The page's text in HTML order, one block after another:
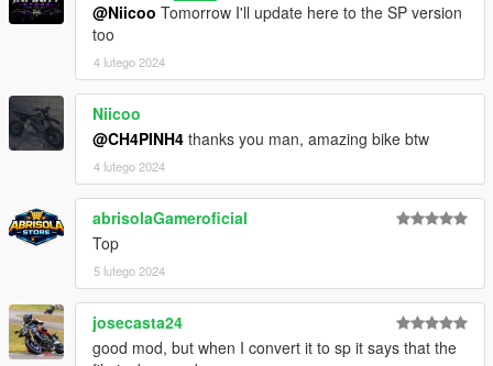
@Niicoo Tomorrow I'll update here to the SP version
too
4 lutego 2024
Niicoo
@CH4PINH4 thanks you man, amazing bike btw
4 lutego 2024
abrisolaGameroficial
Top
5 lutego 2024
josecasta24
good mod, but when I convert it to sp it says that the